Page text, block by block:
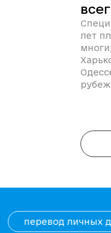
лет
документов